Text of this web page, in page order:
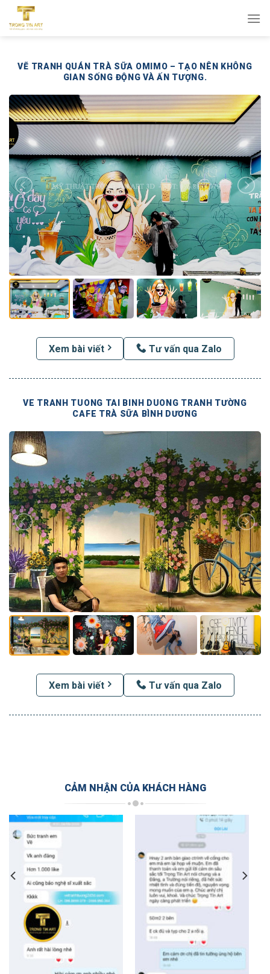
qua
VẼ TRANH QUÁN TRÀ SỮA OMIMO – TẠO NÊN KHÔNG
GIAN SỐNG ĐỘNG VÀ ẤN TƯỢNG.
Xem bài viết Tư vấn qua Zalo
VE TRANH TUONG TAI BINH DUONG TRANH TƯỜNG
CAFE TRÀ SỮA BÌNH DƯƠNG
Xem bài viết Tư vấn qua Zalo
CẢM NHẬN CỦA KHÁCH HÀNG